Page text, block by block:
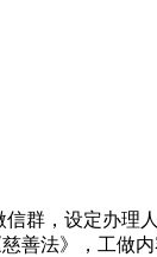
，设定办理
法》，工做